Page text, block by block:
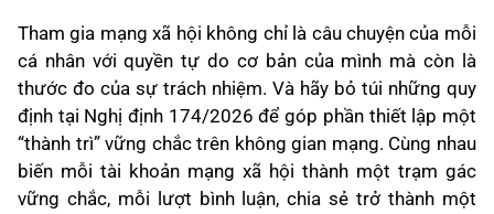
Tham gia mạng xã hội không chỉ là câu chuyện của mỗi
cá nhân với quyền tự do cơ bản của mình mà còn là
thước đo của sự trách nhiệm. Và hãy bỏ túi những quy
định tại Nghị định 174/2026 để góp phần thiết lập một
“thành trì” vững chắc trên không gian mạng. Cùng nhau
biến mỗi tài khoản mạng xã hội thành một trạm gác
vững chắc, mỗi lượt bình luận, chia sẻ trở thành một